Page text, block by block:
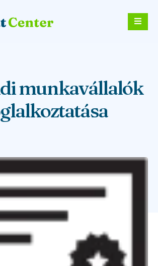
munkavállalók